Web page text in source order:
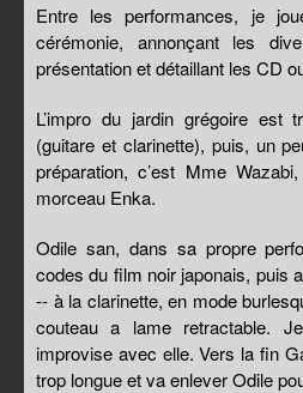
Entre les performances, je
cérémonie, annonçant les
présentation et détaillant les CD
L’impro du jardin grégoire est
(guitare et clarinette), puis, un
préparation, c’est Mme
morceau Enka.
Odile san, dans sa propre
codes du film noir japonais, puis
-- à la clarinette, en mode
couteau a lame retractable.
improvise avec elle. Vers la fin
trop longue et va enlever Odile